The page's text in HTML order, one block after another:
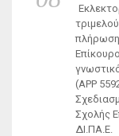
πλήρωση
(ΑΡΡ
Σχολής
ΔΙ.ΠΑ.Ε.